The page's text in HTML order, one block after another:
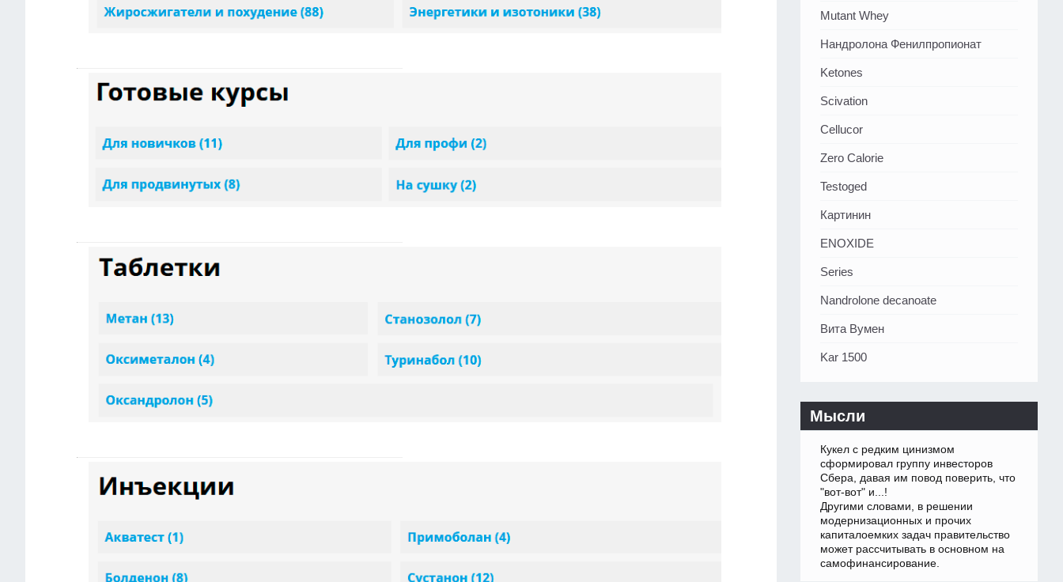
Mutant Whey
Нандролона Фенилпропионат
Ketones
Scivation
Cellucor
Zero Calorie
Testoged
Картинин
ENOXIDE
Series
Nandrolone decanoate
Вита Вумен
Kar 1500
Мысли
Кукел с редким цинизмом
сформировал группу инвесторов
Сбера, давая им повод поверить, что
"вот-вот" и...!
Другими словами, в решении
модернизационных и прочих
капиталоемких задач правительство
может рассчитывать в основном на
самофинансирование.